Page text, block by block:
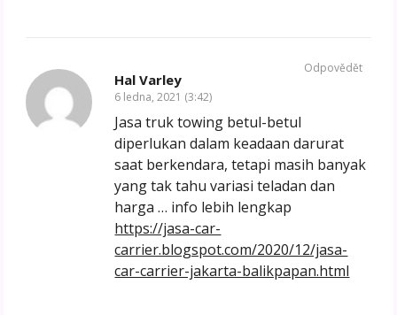
Hal Varley
6 ledna, 2021 (3:42)
Jasa truk towing betul-betul
diperlukan dalam keadaan darurat
saat berkendara, tetapi masih banyak
yang tak tahu variasi teladan dan
harga … info lebih lengkap
https://jasa-car-
carrier.blogspot.com/2020/12/jasa-
car-carrier-jakarta-balikpapan.html
Odpovědět